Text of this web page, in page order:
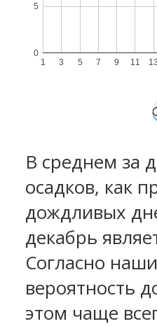
1 3 5 7 9 11
0
5
В среднем за
осадков, как
дождливых
декабрь
Согласно
вероятность
этом чаще